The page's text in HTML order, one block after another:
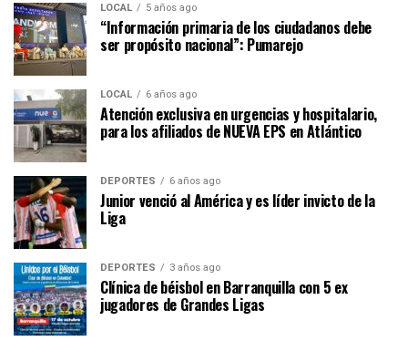
LOCAL 5 años ago
“Información primaria de los ciudadanos debe
ser propósito nacional”: Pumarejo
LOCAL 6 años ago
Atención exclusiva en urgencias y hospitalario,
para los afiliados de NUEVA EPS en Atlántico
DEPORTES 6 años ago
Junior venció al América y es líder invicto de la
Liga
DEPORTES 3 años ago
Clínica de béisbol en Barranquilla con 5 ex
jugadores de Grandes Ligas